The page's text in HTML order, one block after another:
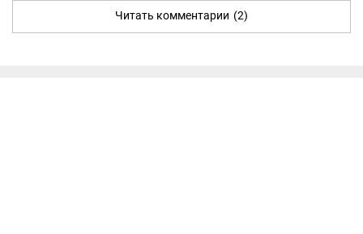
Читать комментарии (2)